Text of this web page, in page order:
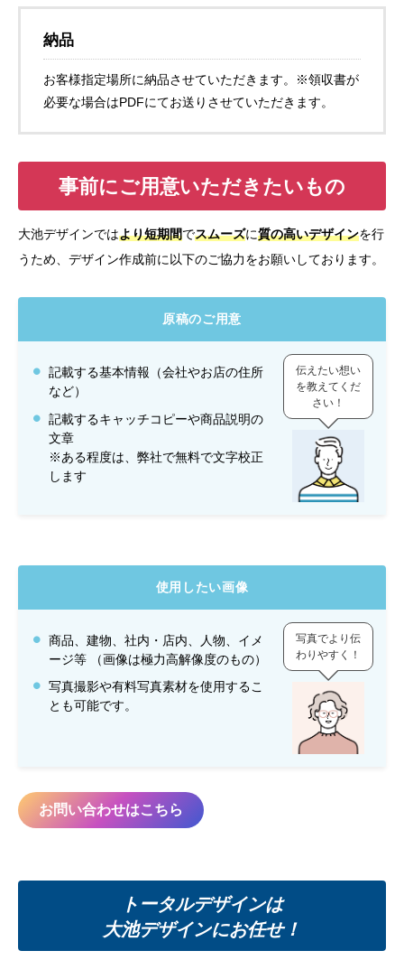
納品
お客様指定場所に納品させていただきます。※領収書が
必要な場合はPDFにてお送りさせていただきます。
事前にご用意いただきたいもの
大池デザインではより短期間でスムーズに質の高いデザインを行
うため、デザイン作成前に以下のご協力をお願いしております。
原稿のご用意
記載する基本情報（会社やお店の住所
など）
記載するキャッチコピーや商品説明の
文章
※ある程度は、弊社で無料で文字校正
します
伝えたい想い
を教えてくだ
さい！
使用したい画像
商品、建物、社内・店内、人物、イメ
ージ等 （画像は極力高解像度のもの）
写真撮影や有料写真素材を使用するこ
とも可能です。
写真でより伝
わりやすく！
お問い合わせはこちら
トータルデザインは
大池デザインにお任せ！